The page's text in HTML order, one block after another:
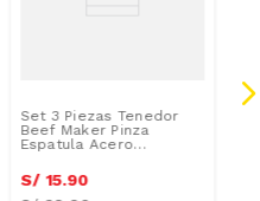
Set 3 Piezas Tenedor
Beef Maker Pinza
Espatula Acero
S/ 15.90